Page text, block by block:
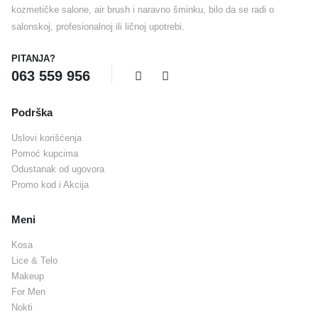
kozmetičke salone, air brush i naravno šminku, bilo da se radi o
salonskoj, profesionalnoj ili ličnoj upotrebi.
PITANJA?
063 559 956
Podrška
Uslovi korišćenja
Pomoć kupcima
Odustanak od ugovora
Promo kod i Akcija
Meni
Kosa
Lice & Telo
Makeup
For Men
Nokti